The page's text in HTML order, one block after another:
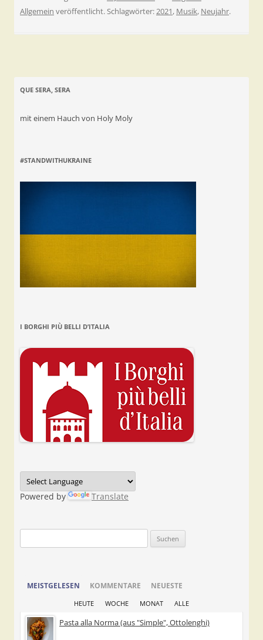
Allgemein veröffentlicht. Schlagwörter:2021, Musik, Neujahr.
QUE SERA, SERA
mit einem Hauch von Holy Moly
#STANDWITHUKRAINE
I BORGHI PIÙ BELLI D’ITALIA
Powered by Translate
nach:
MEISTGELESEN KOMMENTARE NEUESTE
HEUTE WOCHE MONAT ALLE
Pasta alla Norma (aus "Simple", Ottolenghi)